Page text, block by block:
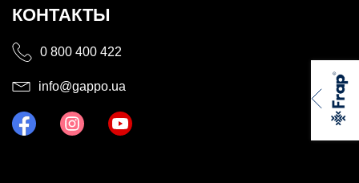
КОНТАКТЫ
0 800 400 422
info@gappo.ua